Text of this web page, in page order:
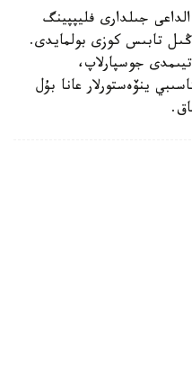
الداعى جىلدارى فليپپينگ
تابىس كوزى بولمايدى.
جوسپارلاپ،
ينۆەستورلار عانا بۇل